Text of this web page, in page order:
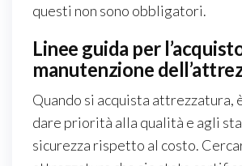
questi non sono obbligatori.
Linee guida per
manutenzione
Quando si acquista attrezzatura,
dare priorità alla qualità e agli
sicurezza rispetto al costo.